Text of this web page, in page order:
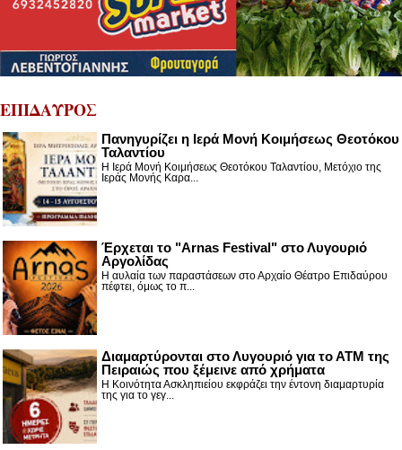
ΕΠΙΔΑΥΡΟΣ
Πανηγυρίζει η Ιερά Μονή Κοιμήσεως Θεοτόκου
Ταλαντίου
Η Ιερά Μονή Κοιμήσεως Θεοτόκου Ταλαντίου, Μετόχιο της
Ιεράς Μονής Καρα...
Έρχεται το "Arnas Festival" στο Λυγουριό
Αργολίδας
Η αυλαία των παραστάσεων στο Αρχαίο Θέατρο Επιδαύρου
πέφτει, όμως το π...
Διαμαρτύρονται στο Λυγουριό για το ΑΤΜ της
Πειραιώς που ξέμεινε από χρήματα
Η Κοινότητα Ασκληπιείου εκφράζει την έντονη διαμαρτυρία
της για το γεγ...